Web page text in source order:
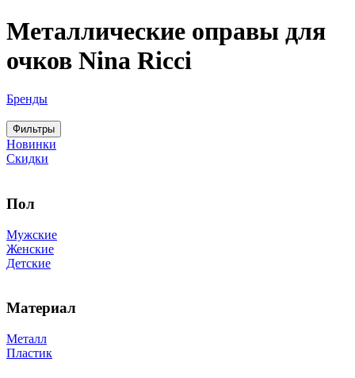
Металлические оправы для
очков Nina Ricci
Бренды
Фильтры
Новинки
Скидки
Пол
Мужские
Женские
Детские
Материал
Металл
Пластик